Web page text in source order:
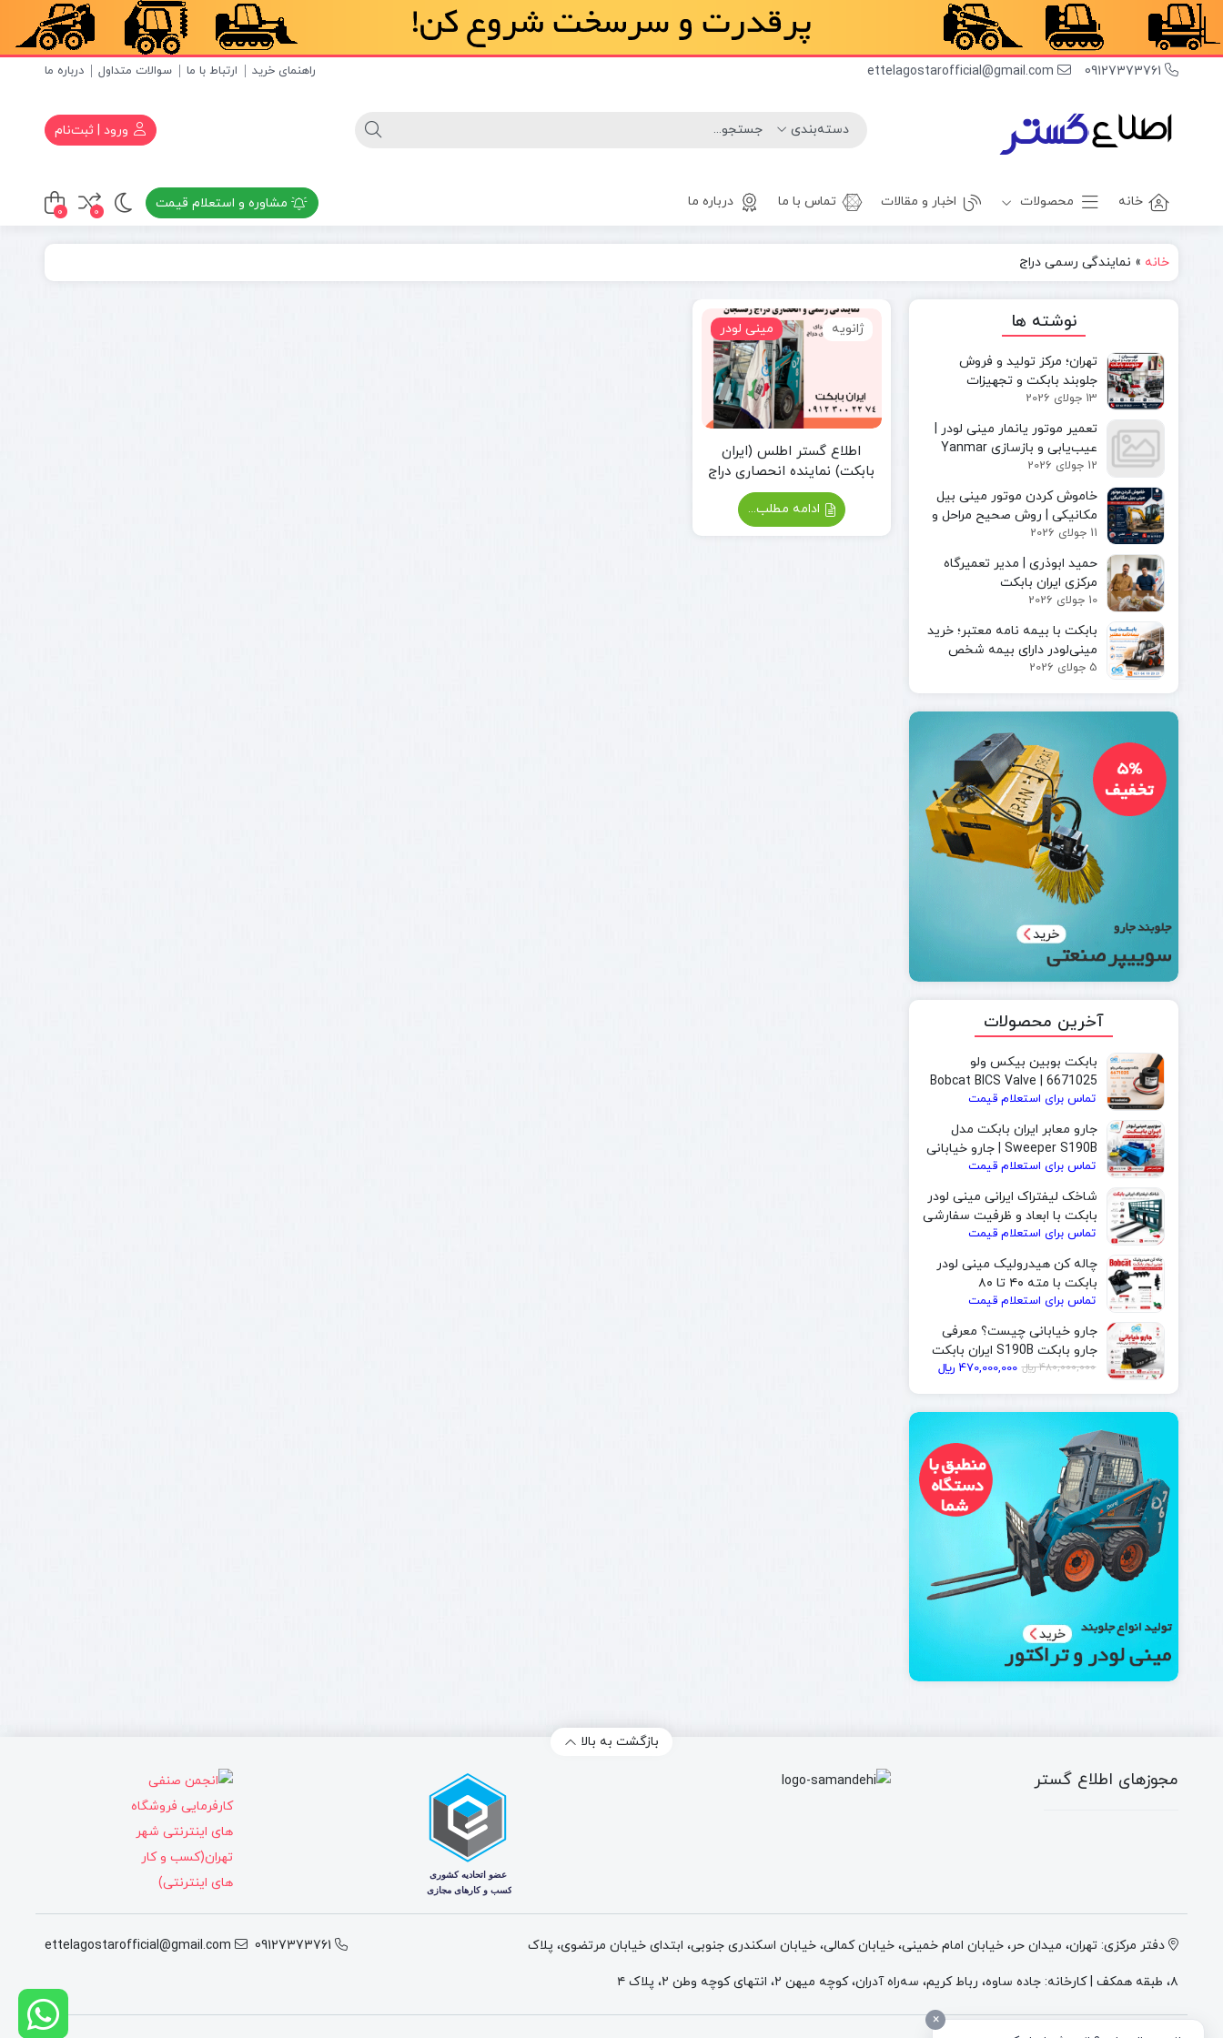
راهنمای خرید ارتباط با ما سوالات متداول درباره ما 09127373761
ettelagostarofficial@gmail.com
ورود | ثبت‌نام
خانه محصولات
مکانیکی
مینی بیل
مکانیکی
بابکت
بابکت
فوریوز
بابکت
دراج
رفسنجان
بیل بکهو
غلطک
کن
پیکور یا
هیدرولیکی
چنگک
شاخک
لیفتراک
اخبار و مقالات تماس با ما درباره ما مشاوره و استعلام قیمت 0
0
خانه » نمایندگی رسمی دراج
مینی لودر ژانویه
اطلاع گستر اطلس (ایران
بابکت) نماینده انحصاری دراج
رفسنجان در ایران
ادامه مطلب...
نوشته ها
تهران؛ مرکز تولید و فروش
جلوبند بابکت و تجهیزات
مینی‌لودر در ایران
13 جولای 2026
تعمیر موتور یانمار مینی لودر |
عیب‌یابی و بازسازی Yanmar
Engine
12 جولای 2026
خاموش کردن موتور مینی بیل
مکانیکی | روش صحیح مراحل و
ایمن توقف دستگاه
11 جولای 2026
حمید ابوذری | مدیر تعمیرگاه
مرکزی ایران بابکت
10 جولای 2026
بابکت با بیمه‌ نامه معتبر؛ خرید
مینی‌لودر دارای بیمه شخص
ثالث و بیمه بدنه ماشین‌آلات
5 جولای 2026
آخرین محصولات
بابکت بوبین بیکس ولو
6671025 | Bobcat BICS Valve
Solenoid Coil
تماس برای استعلام قیمت
جارو معابر ایران بابکت مدل
Sweeper S190B | جارو خیابانی
و جارو بابکت مخصوص شهرداری
تماس برای استعلام قیمت
شاخک لیفتراک ایرانی مینی لودر
بابکت با ابعاد و ظرفیت سفارشی
| ایران بابکت
تماس برای استعلام قیمت
چاله کن هیدرولیک مینی لودر
بابکت با مته ۴۰ تا ۸۰
سانتی‌متر | ایران بابکت
تماس برای استعلام قیمت
جارو خیابانی چیست؟ معرفی
جارو بابکت S190B ایران بابکت
480,000,000﷼ 470,000,000 ﷼
بازگشت به بالا
مجوزهای اطلاع گستر
دفتر مرکزی: تهران، میدان حر، خیابان امام خمینی، خیابان کمالی، خیابان اسکندری جنوبی، ابتدای خیابان مرتضوی، پلاک
۸، طبقه همکف | کارخانه: جاده ساوه، رباط کریم، سه‌راه آدران، کوچه میهن ۲، انتهای کوچه وطن ۲، پلاک ۴
09127373761
ettelagostarofficial@gmail.com
×